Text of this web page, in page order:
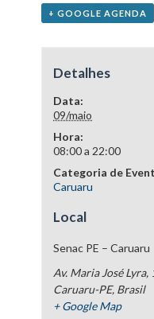
+ GOOGLE AGENDA
Detalhes
Data:
09/maio
Hora:
08:00 a 22:00
Categoria de
Caruaru
Local
Senac PE – Caruaru
Av. Maria José
Caruaru-PE, Brasil
+ Google Map